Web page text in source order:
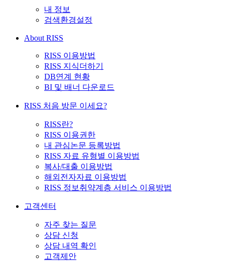
내 정보
검색환경설정
About RISS
RISS 이용방법
RISS 지식더하기
DB연계 현황
BI 및 배너 다운로드
RISS 처음 방문 이세요?
RISS란?
RISS 이용권한
내 관심논문 등록방법
RISS 자료 유형별 이용방법
복사/대출 이용방법
해외전자자료 이용방법
RISS 정보취약계층 서비스 이용방법
고객센터
자주 찾는 질문
상담 신청
상담 내역 확인
고객제안